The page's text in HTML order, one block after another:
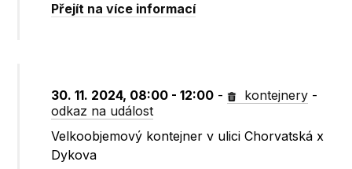
Přejít na více informací
30. 11. 2024, 08:00 - 12:00 - kontejnery -
odkaz na událost
Velkoobjemový kontejner v ulici Chorvatská x
Dykova